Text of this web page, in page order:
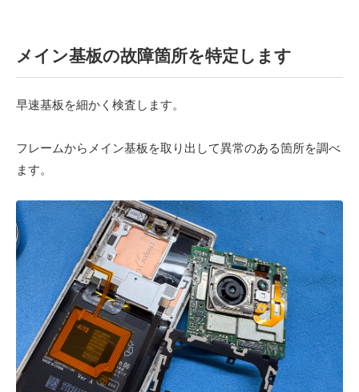
メイン基板の故障箇所を特定します
早速基板を細かく検査します。
フレームからメイン基板を取り出して異常のある箇所を調べ
ます。